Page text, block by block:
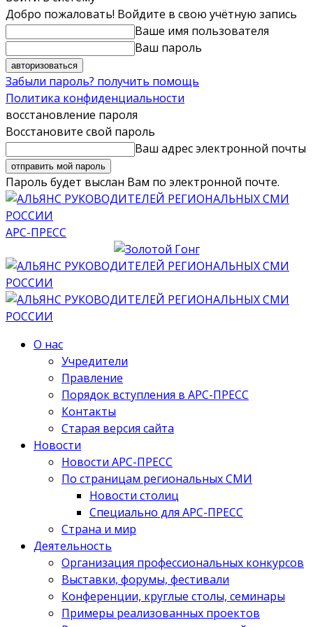
Добро пожаловать! Войдите в свою учётную запись
Ваше имя пользователя
Ваш пароль
Забыли пароль? получить помощь
Политика конфиденциальности
восстановление пароля
Восстановите свой пароль
Ваш адрес электронной почты
Пароль будет выслан Вам по электронной почте.
АРС-ПРЕСС
О нас
Учредители
Правление
Порядок вступления в АРС-ПРЕСС
Контакты
Старая версия сайта
Новости
Новости АРС-ПРЕСС
По страницам региональных СМИ
Новости столиц
Специально для АРС-ПРЕСС
Страна и мир
Деятельность
Организация профессиональных конкурсов
Выставки, форумы, фестивали
Конференции, круглые столы, семинары
Примеры реализованных проектов